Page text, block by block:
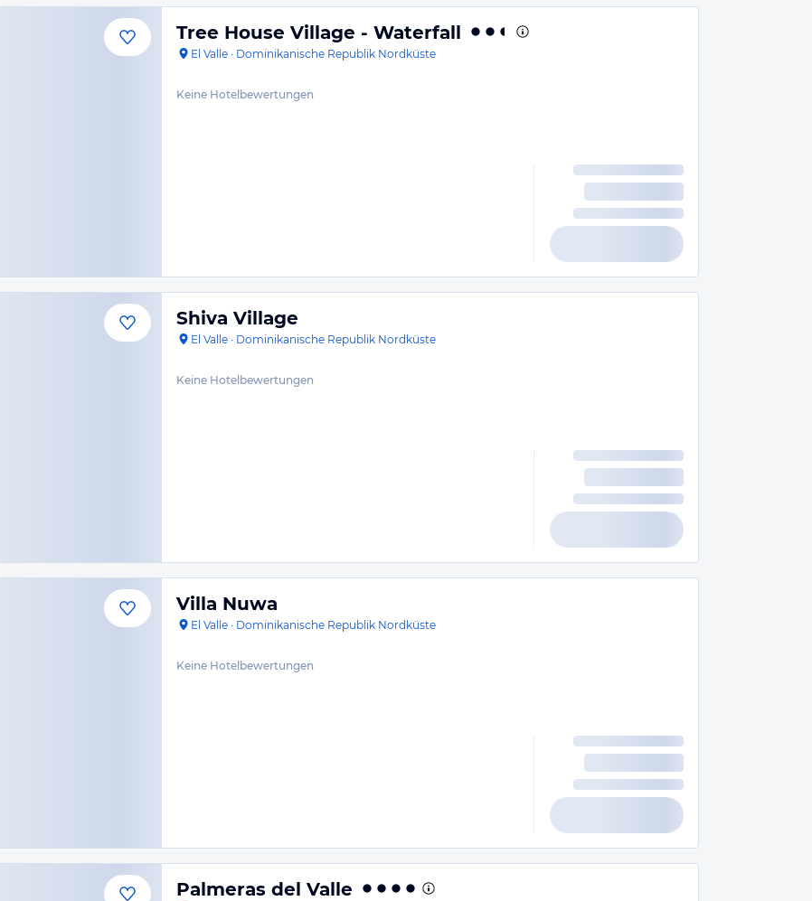
Tree House Village - Waterfall
El Valle · Dominikanische Republik Nordküste
Keine Hotelbewertungen
Shiva Village
El Valle · Dominikanische Republik Nordküste
Keine Hotelbewertungen
Villa Nuwa
El Valle · Dominikanische Republik Nordküste
Keine Hotelbewertungen
Palmeras del Valle